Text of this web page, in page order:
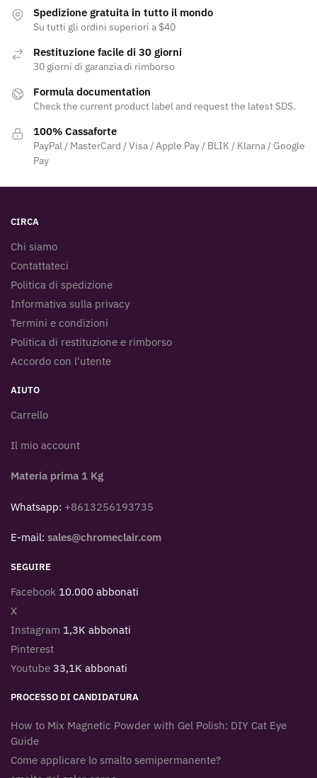
Spedizione gratuita in tutto il mondo
Su tutti gli ordini superiori a $40
Restituzione facile di 30 giorni
30 giorni di garanzia di rimborso
Formula documentation
Check the current product label and request the latest SDS.
100% Cassaforte
PayPal / MasterCard / Visa / Apple Pay / BLIK / Klarna / Google
Pay
CIRCA
Chi siamo
Contattateci
Politica di spedizione
Informativa sulla privacy
Termini e condizioni
Politica di restituzione e rimborso
Accordo con l'utente
AIUTO
Carrello
Il mio account
Materia prima 1 Kg
Whatsapp: +8613256193735
E-mail: sales@chromeclair.com
SEGUIRE
Facebook 10.000 abbonati
X
Instagram 1,3K abbonati
Pinterest
Youtube 33,1K abbonati
PROCESSO DI CANDIDATURA
How to Mix Magnetic Powder with Gel Polish: DIY Cat Eye
Guide
Come applicare lo smalto semipermanente?